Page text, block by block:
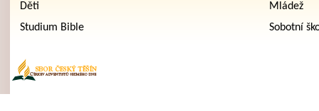
Děti
Mládež
Studium Bible
Sobotní